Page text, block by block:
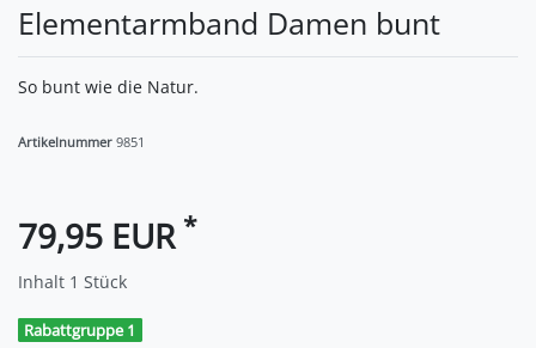
Elementarmband Damen bunt
So bunt wie die Natur.
Artikelnummer 9851
79,95 EUR *
Inhalt 1 Stück
Rabattgruppe 1